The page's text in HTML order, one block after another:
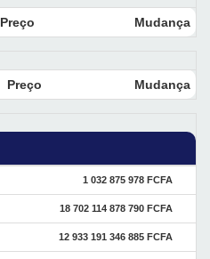
Preço Mudança
Preço Mudança
1 032 875 978 FCFA
18 702 114 878 790 FCFA
12 933 191 346 885 FCFA